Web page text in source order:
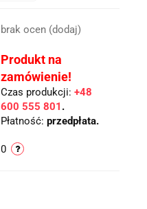
brak ocen (dodaj)
Produkt na
zamówienie!
Czas produkcji: +48
600 555 801 .
Płatność: przedpłata.
0